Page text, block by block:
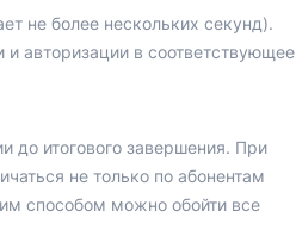
не более нескольких секунд).
авторизации в соответствующее
до итогового завершения. При
не только по абонентам
способом можно обойти все